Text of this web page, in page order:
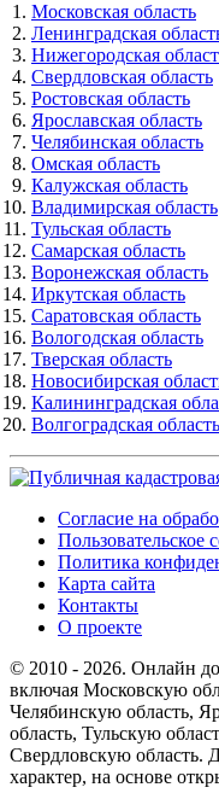
Московская область
Ленинградская
Нижегородская
Свердловская область
Ростовская область
Ярославская область
Челябинская область
Омская область
Калужская область
Владимирская область
Тульская область
Самарская область
Воронежская область
Иркутская область
Саратовская область
Вологодская область
Тверская область
Новосибирская
Калининградская
Волгоградская область
Согласие на
Пользовательское
Политика
Карта сайта
Контакты
О проекте
© 2010 - 2026. Онлайн
включая Московскую
Челябинскую область,
область, Тульскую
Свердловскую область.
характер, на основе